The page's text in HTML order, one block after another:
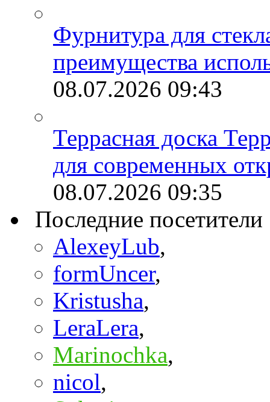
Фурнитура для
преимущества
08.07.2026 09:43
Террасная доска
для современных
08.07.2026 09:35
Последние посетители
AlexeyLub,
formUncer,
Kristusha,
LeraLera,
Marinochka,
nicol,